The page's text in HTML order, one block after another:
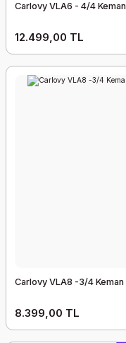
Carlovy VLA6 - 4/4 Keman
12.499,00 TL
Carlovy VLA8 -3/4 Keman
8.399,00 TL